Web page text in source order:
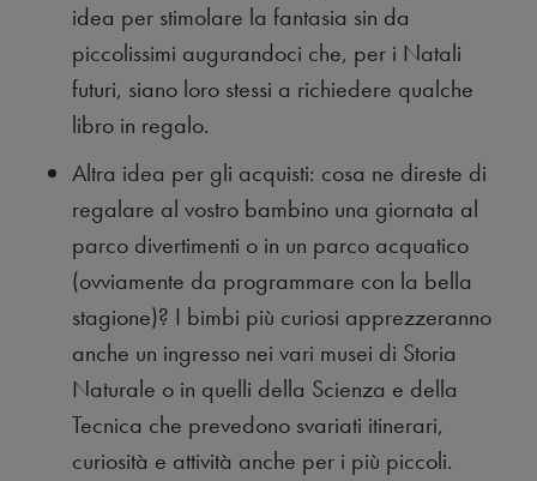
idea per stimolare la fantasia sin da
piccolissimi augurandoci che, per i Natali
futuri, siano loro stessi a richiedere qualche
libro in regalo.
Altra idea per gli acquisti: cosa ne direste di
regalare al vostro bambino una giornata al
parco divertimenti o in un parco acquatico
(ovviamente da programmare con la bella
stagione)? I bimbi più curiosi apprezzeranno
anche un ingresso nei vari musei di Storia
Naturale o in quelli della Scienza e della
Tecnica che prevedono svariati itinerari,
curiosità e attività anche per i più piccoli.